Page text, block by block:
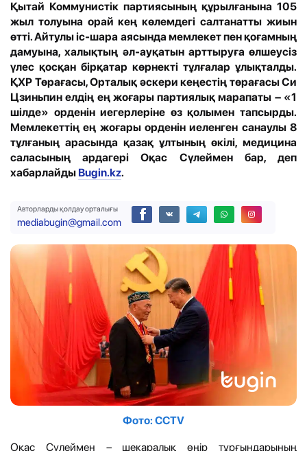
Қытай Коммунистік партиясының құрылғанына 105
жыл толуына орай кең көлемдегі салтанатты жиын
өтті. Айтулы іс-шара аясында мемлекет пен қоғамның
дамуына, халықтың әл-ауқатын арттыруға өлшеусіз
үлес қосқан бірқатар көрнекті тұлғалар ұлықталды.
ҚХР Төрағасы, Орталық әскери кеңестің төрағасы Си
Цзиньпин елдің ең жоғары партиялық марапаты – «1
шілде» орденін иегерлеріне өз қолымен тапсырды.
Мемлекеттің ең жоғары орденін иеленген санаулы 8
тұлғаның арасында қазақ ұлтының өкілі, медицина
саласының ардагері Оқас Сүлеймен бар, деп
хабарлайды Bugin.kz.
Авторларды қолдау орталығы
mediabugin@gmail.com
Фото: CCTV
Оқас Сүлеймен – шекаралық өңір тұрғындарының